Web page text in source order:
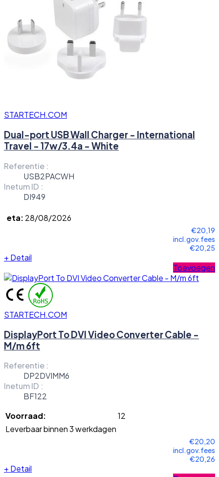
STARTECH.COM
Dual-port USB Wall Charger - International
Travel - 17w/3.4a - White
Referentie :
USB2PACWH
Inetum ID :
DI949
eta: 28/08/2026
€20,19
incl.gov.fees
€20,25
+ Detail
Toevoegen
STARTECH.COM
DisplayPort To DVI Video Converter Cable -
M/m 6ft
Referentie :
DP2DVIMM6
Inetum ID :
BF122
Voorraad:
12
Leverbaar binnen 3 werkdagen
€20,20
incl.gov.fees
€20,26
+ Detail